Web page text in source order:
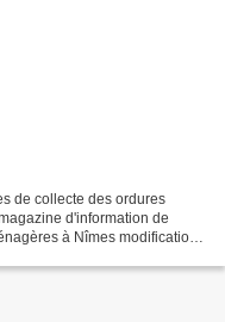
de collecte des ordures
d'information de
à Nîmes modification